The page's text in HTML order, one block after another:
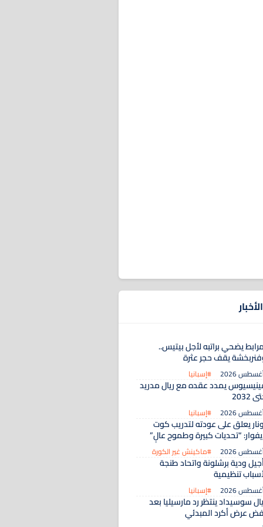
يضحي براتبه لأجل بيتيس..
يقف حجر عثرة
#إسبانيا
يمدد عقده مع ريال مدريد
2032
#إسبانيا
يعلق على عودته لتدريب كوت
“تحديات كبيرة وطموح عالٍ”
#ماكينش غير الكورة
ودية برشلونة واتحاد طنجة
تنظيمية
#إسبانيا
سوسيداد ينتظر رد مارسيليا بعد
عرض أكرد المبدئي